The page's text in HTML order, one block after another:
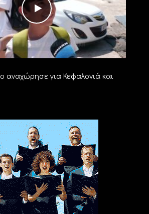
αναχώρησε για Κεφαλονιά και